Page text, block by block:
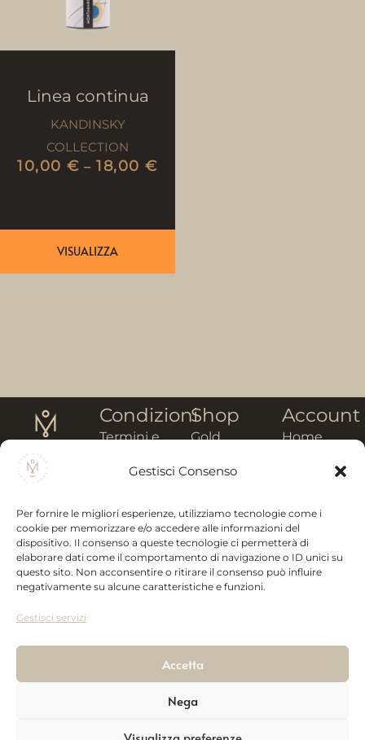
Gestisci Consenso
Per fornire le migliori esperienze, utilizziamo tecnologie come i
cookie per memorizzare e/o accedere alle informazioni del
dispositivo. Il consenso a queste tecnologie ci permetterà di
elaborare dati come il comportamento di navigazione o ID unici su
questo sito. Non acconsentire o ritirare il consenso può influire
negativamente su alcune caratteristiche e funzioni.
Gestisci servizi
Accetta
Nega
Linea continua
KANDINSKY
COLLECTION
10,00€ –18,00€
VISUALIZZA
Info
utili
Savino
P. iva:
00523300762
85026,
Palazzo San
Condizioni
Termini e
Spedizioni
Recesso
Privacy
Shop
Gold
Ceramic
Collection
Wedding
Account
Home
Prodotti
Newsletter